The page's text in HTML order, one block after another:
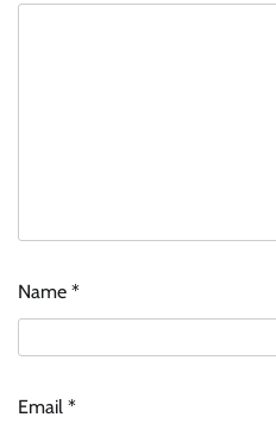
Name *
Email *